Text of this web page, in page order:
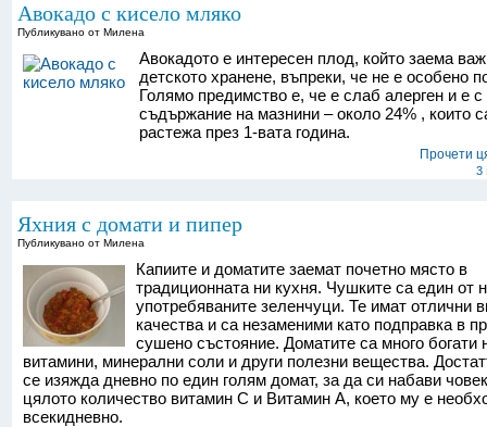
Авокадо с кисело мляко
Публикувано от Милена
Авокадото е интересен плод, който заема
детското хранене, въпреки, че не е особено
Голямо предимство е, че е слаб алерген и е с
съдържание на мазнини – около 24% , които
растежа през 1-вата година.
Прочети
3
Яхния с домати и пипер
Публикувано от Милена
Капиите и доматите заемат почетно място в
традиционната ни кухня. Чушките са един от
употребяваните зеленчуци. Те имат отлични
качества и са незаменими като подправка в
сушено състояние. Доматите са много богати
витамини, минерални соли и други полезни вещества.
се изяжда дневно по един голям домат, за да си набави
цялото количество витамин С и Витамин А, което му е
всекидневно.